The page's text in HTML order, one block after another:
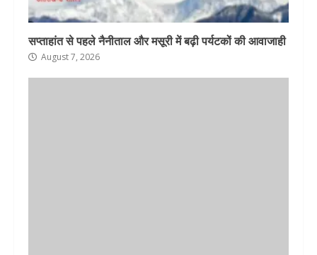
सप्ताहांत से पहले नैनीताल और मसूरी में बढ़ी पर्यटकों की आवाजाही
August 7, 2026